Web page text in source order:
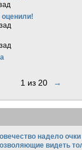
оценили!
1 из 20 →
надело очки
видеть